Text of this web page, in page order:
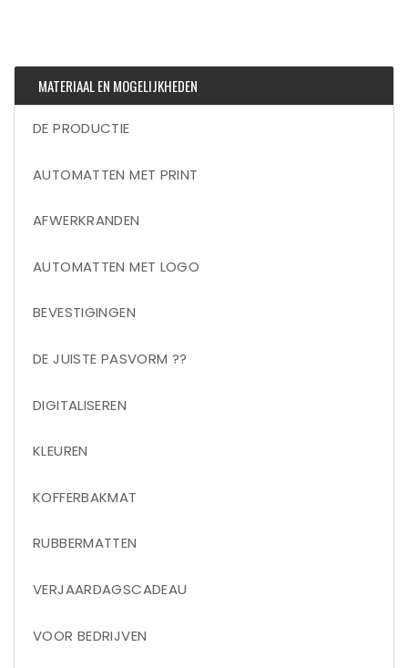
MATERIAAL EN MOGELIJKHEDEN
DE PRODUCTIE
AUTOMATTEN MET PRINT
AFWERKRANDEN
AUTOMATTEN MET LOGO
BEVESTIGINGEN
DE JUISTE PASVORM ??
DIGITALISEREN
KLEUREN
KOFFERBAKMAT
RUBBERMATTEN
VERJAARDAGSCADEAU
VOOR BEDRIJVEN